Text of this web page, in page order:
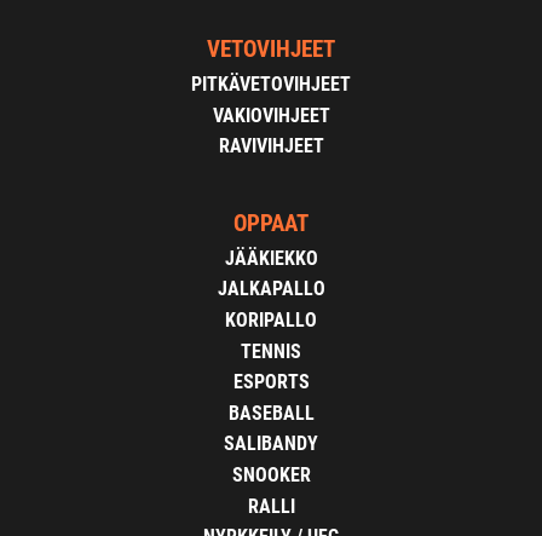
VETOVIHJEET
PITKÄVETOVIHJEET
VAKIOVIHJEET
RAVIVIHJEET
OPPAAT
JÄÄKIEKKO
JALKAPALLO
KORIPALLO
TENNIS
ESPORTS
BASEBALL
SALIBANDY
SNOOKER
RALLI